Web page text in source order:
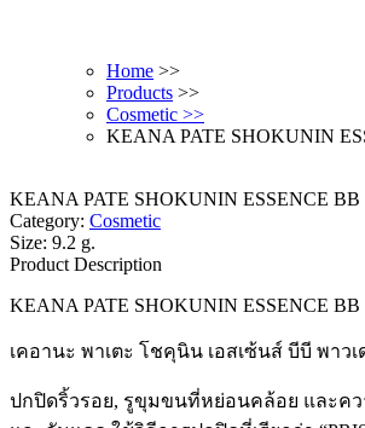
Home >>
Products >>
Cosmetic >>
KEANA PATE SHOKUNIN
KEANA PATE SHOKUNIN ESSENCE BB
Category: Cosmetic
Size: 9.2 g.
Product Description
KEANA PATE SHOKUNIN ESSENCE BB
เคอานะ พาเตะ โชคุนิน เอสเซ้นส์ บีบี พาวเ
ปกปิดริ้วรอย, รูขุมขนที่หย่อนคล้อย และคว